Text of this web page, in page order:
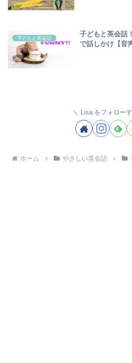
子どもと英会話
子どもと英会話
で話しかけ【音
Lisa.をフォロー
ホーム やさしい英会話